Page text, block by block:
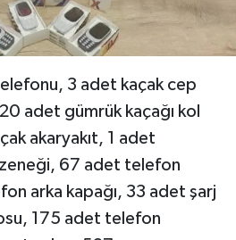
3 adet kaçak cep
adet gümrük kaçağı kol
akaryakıt, 1 adet
67 adet telefon
arka kapağı, 33 adet şarj
175 adet telefon